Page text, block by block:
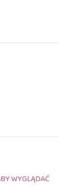
WYGLĄDAĆ